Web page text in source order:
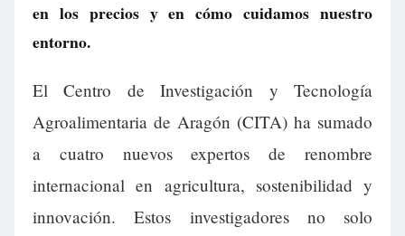
en los precios y en cómo cuidamos nuestro
entorno.
El Centro de Investigación y Tecnología
Agroalimentaria de Aragón (CITA) ha sumado
a cuatro nuevos expertos de renombre
internacional en agricultura, sostenibilidad y
innovación. Estos investigadores no solo